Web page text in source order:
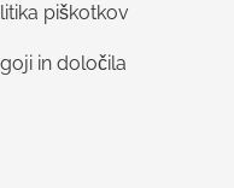
piškotkov
in določila